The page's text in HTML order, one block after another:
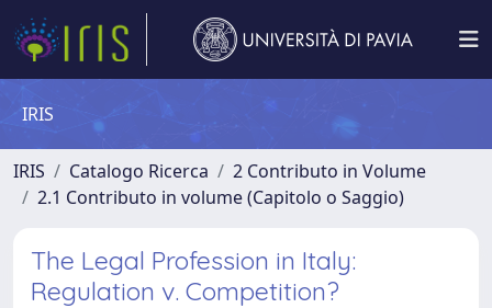
IRIS
IRIS Catalogo Ricerca
2 Contributo in Volume
2.1 Contributo in volume (Capitolo o Saggio)
The Legal Profession in Italy:
Regulation v. Competition?